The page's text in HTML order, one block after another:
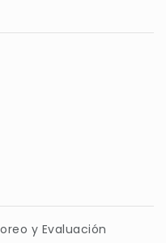
y Evaluación